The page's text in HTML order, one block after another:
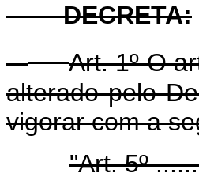
DECRETA:
Art. 1º O
alterado pelo
vigorar com a
"Art. 5º